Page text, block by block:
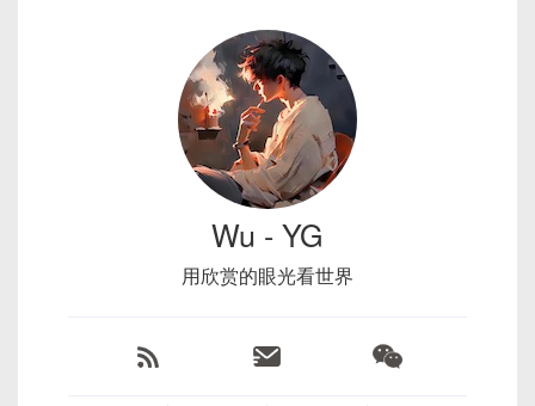
Wu - YG
用欣赏的眼光看世界